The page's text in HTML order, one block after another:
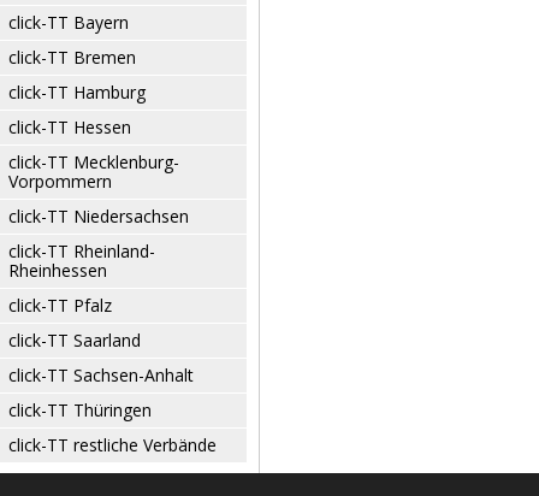
click-TT Bayern
click-TT Bremen
click-TT Hamburg
click-TT Hessen
click-TT Mecklenburg-
Vorpommern
click-TT Niedersachsen
click-TT Rheinland-
Rheinhessen
click-TT Pfalz
click-TT Saarland
click-TT Sachsen-Anhalt
click-TT Thüringen
click-TT restliche Verbände